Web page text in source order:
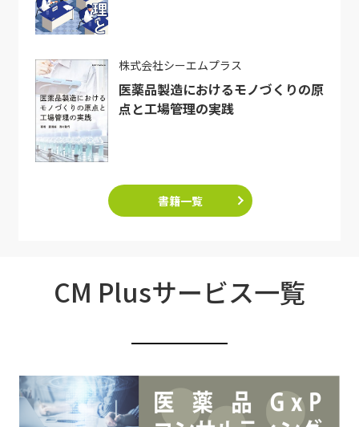
株式会社シーエムプラス
医薬品製造におけるモノづくりの原
点と工場管理の実践
書籍一覧
CM Plusサービス一覧